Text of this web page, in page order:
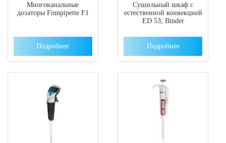
Многоканальные
дозаторы Finnpipette F1
Подробнее
Сушильный шкаф с
естественной конвекцией
ED 53, Binder
Подробнее